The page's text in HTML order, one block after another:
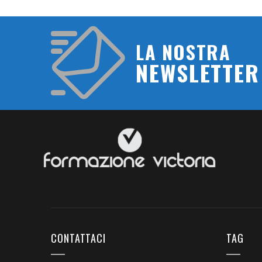
LA NOSTRA
NEWSLETTER
CONTATTACI TAG